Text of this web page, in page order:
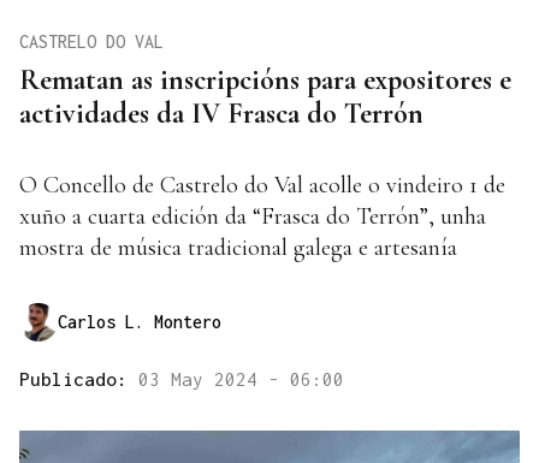
Rematan as inscripcións para expositores e
actividades da IV Frasca do Terrón
CASTRELO DO VAL
O Concello de Castrelo do Val acolle o vindeiro 1 de
xuño a cuarta edición da “Frasca do Terrón”, unha
mostra de música tradicional galega e artesanía
Carlos L. Montero
Publicado: 03 May 2024 - 06:00